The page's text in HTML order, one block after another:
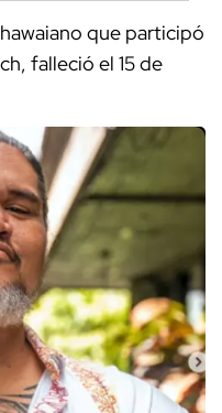
que participó
falleció el 15 de